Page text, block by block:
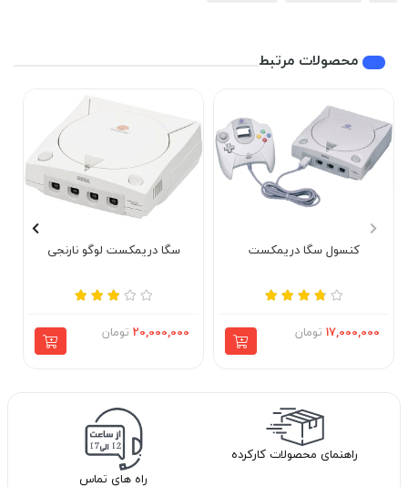
محصولات مرتبط
کنسول سگا دریمکست
17,000,000 تومان
سگا دریمکست لوگو نارنجی
20,000,000 تومان
راهنمای محصولات کارکرده
راه های تماس